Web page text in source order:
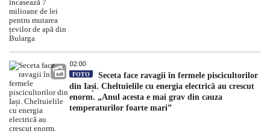
02:00
FOTO
Seceta face ravagii în fermele piscicultorilor
din Iași. Cheltuielile cu energia electrică au crescut
enorm. „Anul acesta e mai grav din cauza
temperaturilor foarte mari”